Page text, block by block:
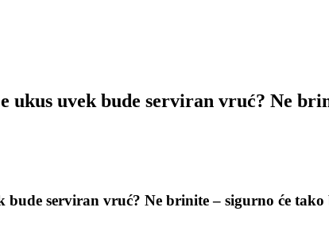
ukus uvek bude serviran vruć? Ne
bude serviran vruć? Ne brinite – sigurno će